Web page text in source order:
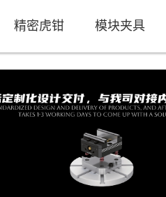
精密虎钳 模块夹具